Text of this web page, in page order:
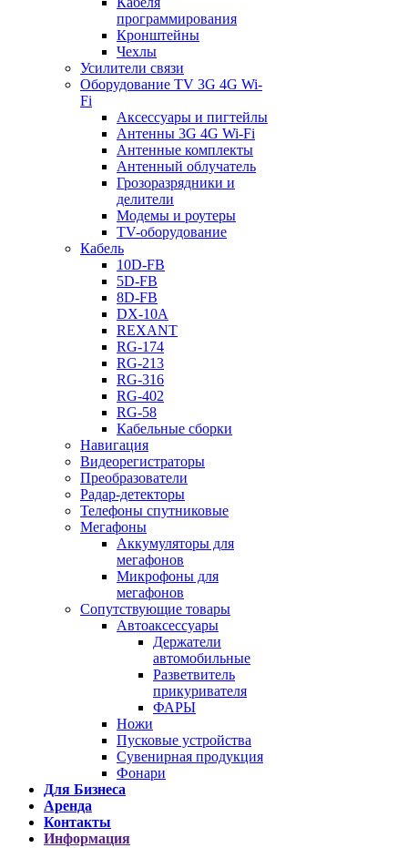
программирования
Кронштейны
Чехлы
Усилители связи
Оборудование TV 3G 4G Wi-
Fi
Аксессуары и пигтейлы
Антенны 3G 4G Wi-Fi
Антенные комплекты
Антенный облучатель
Грозоразрядники и
делители
Модемы и роутеры
TV-оборудование
Кабель
10D-FB
5D-FB
8D-FB
DX-10A
REXANT
RG-174
RG-213
RG-316
RG-402
RG-58
Кабельные сборки
Навигация
Видеорегистраторы
Преобразователи
Радар-детекторы
Телефоны спутниковые
Мегафоны
Аккумуляторы для
мегафонов
Микрофоны для
мегафонов
Сопутствующие товары
Автоаксессуары
Держатели
автомобильные
Разветвитель
прикуривателя
ФАРЫ
Ножи
Пусковые устройства
Сувенирная продукция
Фонари
Для Бизнеса
Аренда
Контакты
Информация